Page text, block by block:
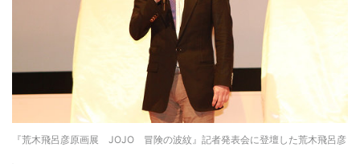
『荒木飛呂彦原画展 JOJO 冒険の波紋』記者発表会に登壇した荒木飛呂彦